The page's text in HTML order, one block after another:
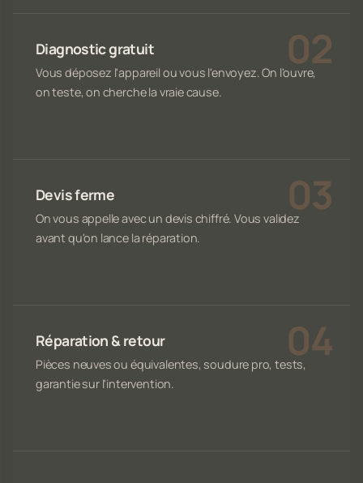
Diagnostic gratuit
Vous déposez l'appareil ou vous l'envoyez. On l'ouvre,
on teste, on cherche la vraie cause.
Devis ferme
On vous appelle avec un devis chiffré. Vous validez
avant qu'on lance la réparation.
Réparation & retour
Pièces neuves ou équivalentes, soudure pro, tests,
garantie sur l'intervention.